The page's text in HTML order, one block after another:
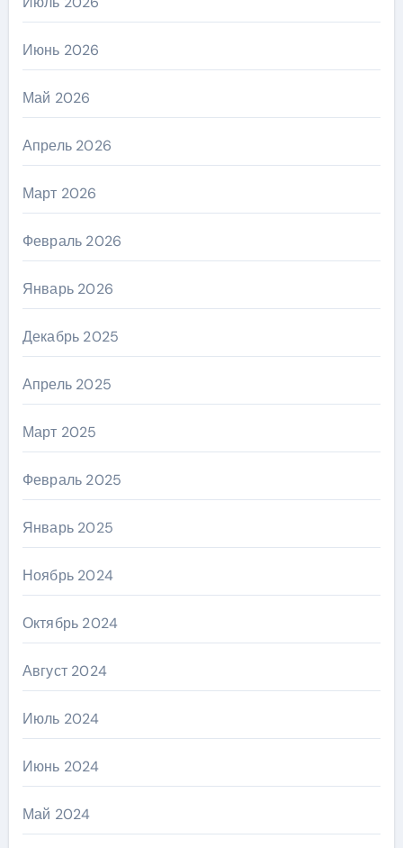
Июнь 2026
Май 2026
Апрель 2026
Март 2026
Февраль 2026
Январь 2026
Декабрь 2025
Апрель 2025
Март 2025
Февраль 2025
Январь 2025
Ноябрь 2024
Октябрь 2024
Август 2024
Июль 2024
Июнь 2024
Май 2024